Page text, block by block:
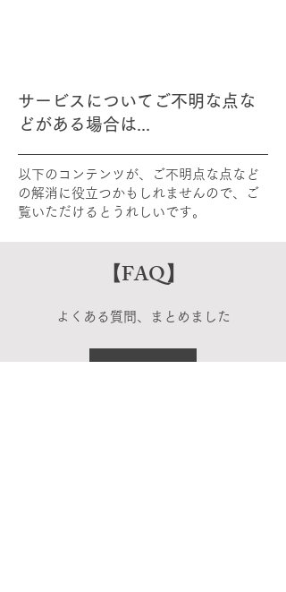
サービスについてご不明な点な
どがある場合は...
以下のコンテンツが、ご不明点な点など
の解消に役立つかもしれませんので、ご
覧いただけるとうれしいです。
​【FAQ】
​よくある質問、まとめました